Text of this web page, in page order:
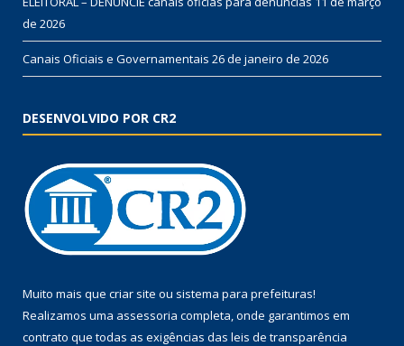
de 2026
Canais Oficiais e Governamentais 26 de janeiro de 2026
DESENVOLVIDO POR CR2
Muito mais que criar site ou sistema para prefeituras!
Realizamos uma assessoria completa, onde garantimos em
contrato que todas as exigências das leis de transparência